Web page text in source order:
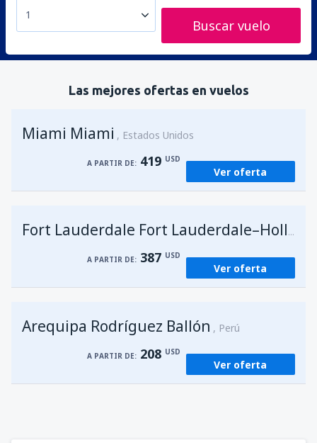
1
Buscar vuelo
Las mejores ofertas en vuelos
Miami Miami Estados Unidos
A PARTIR DE: 419 USD
Ver oferta
Fort Lauderdale Fort Lauderdale–Hollywood Intl Airport
A PARTIR DE: 387 USD
Ver oferta
Arequipa Rodríguez Ballón Perú
A PARTIR DE: 208 USD
Ver oferta